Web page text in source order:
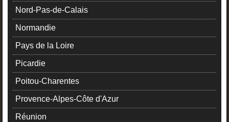
Nord-Pas-de-Calais
Normandie
Pays de la Loire
Picardie
Poitou-Charentes
Provence-Alpes-Côte d'Azur
Réunion